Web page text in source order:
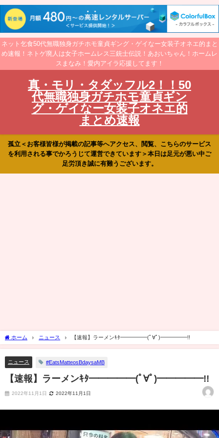
ネット乞食50代無職独身ガチホモ童貞ギング・ゲイなー女装子オネエ的まと
め速報！ネトゲ廃人は女子ホームレス三銃士伝説！あおいちゃん！ホームレ
スまなみ！愛内アイラ応援してます！
真・モリ・タダッフル2！！50
代無職独身ガチホモ童貞ギン
グ・ゲイなー女装子オネエ的
まとめ速報
孤立＜お客様皆様が掲載の記事等へアクセス、閲覧、こちらのサービス
を利用される事でかろうじて運営できています＞本日は足元が悪い中ご
足労頂き誠に有難うございます。
ホーム ニュース 【速報】ラーメンｷﾀ━━━━━(ﾟ∀ﾟ)━━━━━!!
ニュース #EatsMatteosBdaysaMB
【速報】ラーメンｷﾀ━━━━━(ﾟ∀ﾟ)━━━━━!!
2022年11月1日 2022年11月1日